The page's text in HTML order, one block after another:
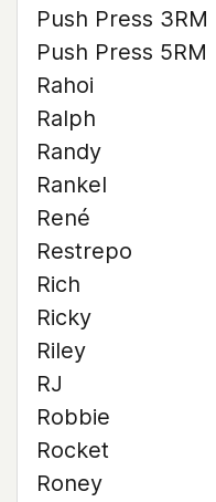
Push Press 3RM
Push Press 5RM
Rahoi
Ralph
Randy
Rankel
René
Restrepo
Rich
Ricky
Riley
RJ
Robbie
Rocket
Roney